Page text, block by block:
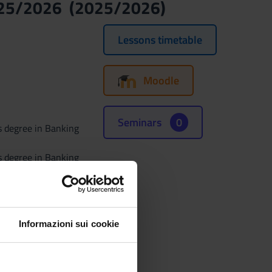
Informazioni sui cookie
2026 (2025/2026)
degree in Banking
in Banking
degree in Economics
degree in
Lessons timetable
Moodle
Seminars 0